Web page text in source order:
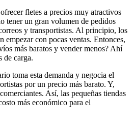
fletes a precios muy atractivos
tener un gran volumen de pedidos
y transportistas. Al principio, los
empezar con pocas ventas. Entonces,
más baratos y vender menos? Ahí
de carga.
toma esta demanda y negocia el
por un precio más barato. Y,
Así, las pequeñas tiendas
más económico para el